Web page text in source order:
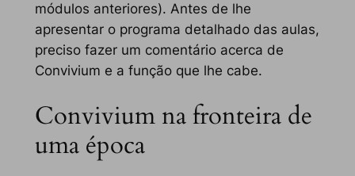
módulos anteriores). Antes de lhe
apresentar o programa detalhado das aulas,
preciso fazer um comentário acerca de
Convivium e a função que lhe cabe.
Convivium na fronteira de
uma época